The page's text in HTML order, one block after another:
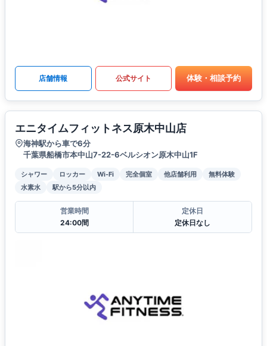
店舗情報 公式サイト 体験・相談予約
エニタイムフィットネス原木中山店
海神駅から車で6分
千葉県船橋市本中山7-22-6ベルシオン原木中山1F
シャワー ロッカー Wi-Fi 完全個室 他店舗利用
無料体験
水素水
駅から5分以内
営業時間
24:00間
定休日
定休日なし